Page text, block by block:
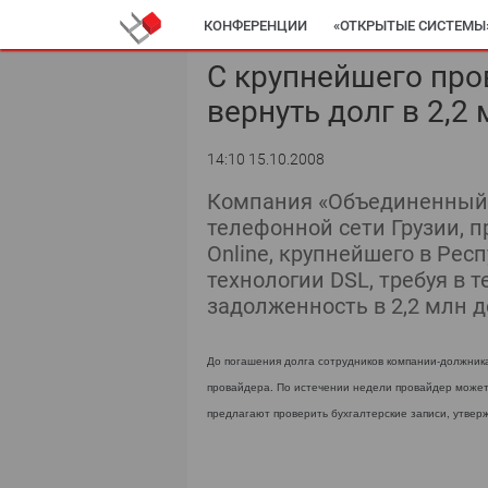
КОНФЕРЕНЦИИ «ОТКРЫТЫЕ
С крупнейшего
вернуть долг в
14:10 15.10.2008
Компания
телефонной сети Грузии,
Online, крупнейшего в
технологии DSL, требуя в
задолженность в 2,2 млн
До погашения долга сотрудников компании-
провайдера. По истечении недели провайдер
предлагают проверить бухгалтерские записи,